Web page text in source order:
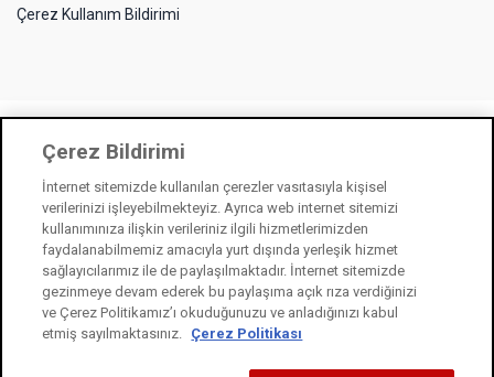
Çerez Kullanım Bildirimi
Çerez Bildirimi
İnternet sitemizde kullanılan çerezler vasıtasıyla kişisel
verilerinizi işleyebilmekteyiz. Ayrıca web internet sitemizi
kullanımınıza ilişkin verileriniz ilgili hizmetlerimizden
faydalanabilmemiz amacıyla yurt dışında yerleşik hizmet
sağlayıcılarımız ile de paylaşılmaktadır. İnternet sitemizde
gezinmeye devam ederek bu paylaşıma açık rıza verdiğinizi
ve Çerez Politikamız’ı okuduğunuzu ve anladığınızı kabul
etmiş sayılmaktasınız. Çerez Politikası